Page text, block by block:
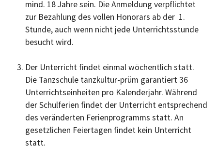
mind. 18 Jahre sein. Die Anmeldung verpflichtet
zur Bezahlung des vollen Honorars ab der 1.
Stunde, auch wenn nicht jede Unterrichtsstunde
besucht wird.
Der Unterricht findet einmal wöchentlich statt.
Die Tanzschule tanzkultur-prüm garantiert 36
Unterrichtseinheiten pro Kalenderjahr. Während
der Schulferien findet der Unterricht entsprechend
des veränderten Ferienprogramms statt. An
gesetzlichen Feiertagen findet kein Unterricht
statt.